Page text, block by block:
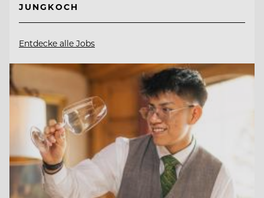
JUNGKOCH
Entdecke alle Jobs